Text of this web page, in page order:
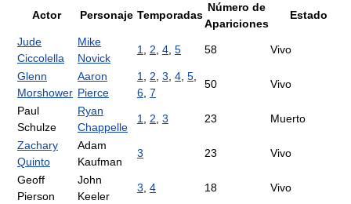
Actor Personaje Temporadas
Número de
Apariciones
Estado
Jude
Ciccolella
Mike
Novick
1, 2, 4, 5 58 Vivo
Glenn
Morshower
Aaron
Pierce
1, 2, 3, 4, 5,
6, 7
50 Vivo
Paul
Schulze
Ryan
Chappelle
1, 2, 3 23 Muerto
Zachary
Quinto
Adam
Kaufman
3 23 Vivo
Geoff
Pierson
John
Keeler
3, 4 18 Vivo